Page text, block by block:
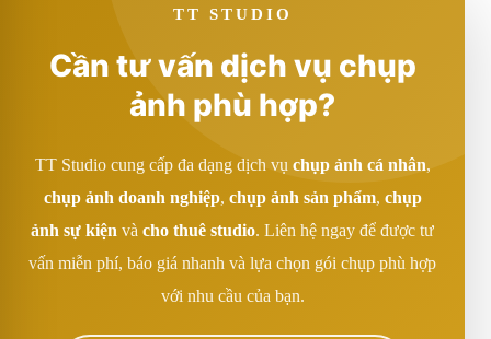
TT STUDIO
Cần tư vấn dịch vụ chụp
ảnh phù hợp?
TT Studio cung cấp đa dạng dịch vụ chụp ảnh cá nhân,
chụp ảnh doanh nghiệp, chụp ảnh sản phẩm, chụp
ảnh sự kiện và cho thuê studio. Liên hệ ngay để được tư
vấn miễn phí, báo giá nhanh và lựa chọn gói chụp phù hợp
với nhu cầu của bạn.